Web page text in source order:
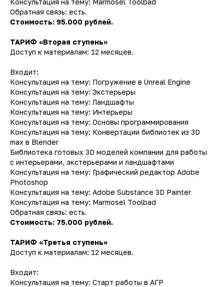
Консультация на тему: Marmosel Toolbad
Обратная связь: есть.
Стоимость: 95.000 рублей.
ТАРИФ «Вторая ступень»
Доступ к материалам: 12 месяцев.
Входит:
Консультация на тему: Погружение в Unreal Engine
Консультация на тему: Экстерьеры
Консультация на тему: Ландшафты
Консультация на тему: Интерьеры
Консультация на тему: Основы программирования
Консультация на тему: Конвертации библиотек из 3D
max в Blender
Библиотека готовых 3D моделей компании для работы
с интерьерами, экстерьерами и ландшафтами
Консультация на тему: Графический редактор Adobe
Photoshop
Консультация на тему: Adobe Substance 3D Painter
Консультация на тему: Marmosel Toolbad
Обратная связь: есть.
Стоимость: 75.000 рублей.
ТАРИФ «Третья ступень»
Доступ к материалам: 12 месяцев.
Входит:
Консультация на тему: Старт работы в АГР